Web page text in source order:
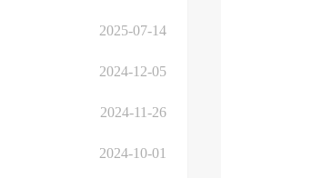
2025-07-14
2024-12-05
2024-11-26
2024-10-01